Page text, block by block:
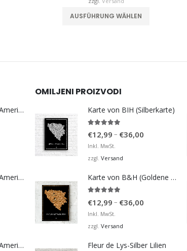
AUSFÜHRUNG WÄHLEN
Bosna Take Me to America Navijačka Majica 3
Bosna Take Me to America Navijačka Majica 4
Bosna Take Me to America Navijačka Majica 2
OMILJENI PROIZVODI
Karte von BIH (Silberkarte)
€12,99 – €36,00
Inkl. MwSt.
zzgl. Versand
Karte von B&H (Goldene Karte)
€12,99 – €36,00
Inkl. MwSt.
zzgl. Versand
Fleur de Lys-Silber Lilien